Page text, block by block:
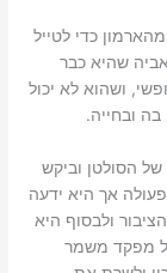
כדי לטייל
שהיא כבר
ושהוא לא יכול
בה ובחייה.
הסולטן וביקש
אך היא ידעה
ולבסוף היא
מפקד משמר